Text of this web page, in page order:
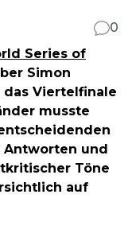
0
Series of
Simon
das Viertelfinale
musste
Antworten und
Töne
auf